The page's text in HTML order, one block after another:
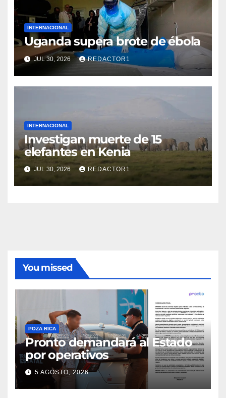
INTERNACIONAL
Uganda supera brote de ébola
JUL 30, 2026 REDACTOR1
INTERNACIONAL
Investigan muerte de 15
elefantes en Kenia
JUL 30, 2026 REDACTOR1
You missed
POZA RICA
Pronto demandará al Estado
por operativos
5 AGOSTO, 2026